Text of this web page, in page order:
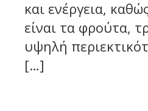
και ενέργεια,
είναι τα φρούτα,
υψηλή
[…]